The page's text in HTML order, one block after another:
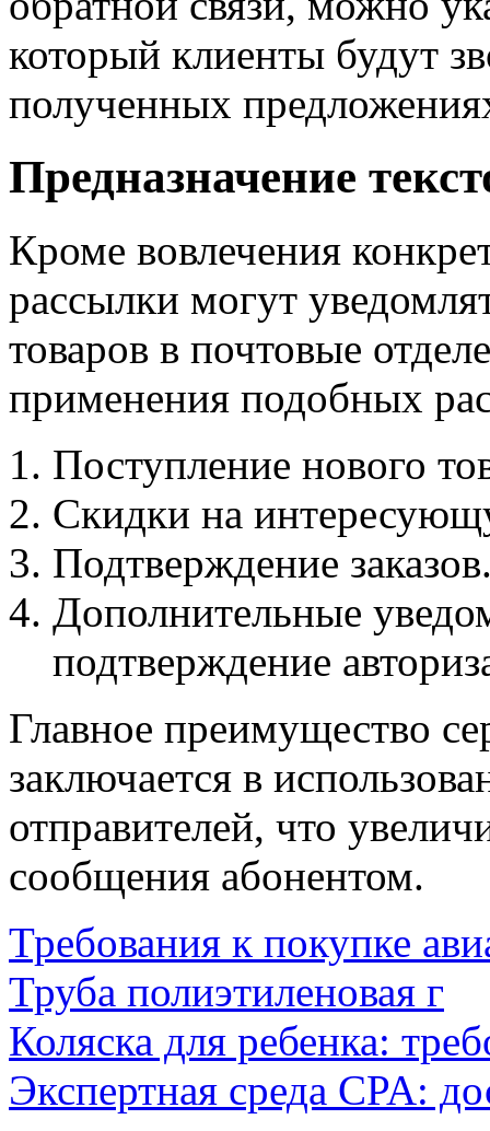
который клиенты будут
полученных
Предназначение
Кроме вовлечения
рассылки могут
товаров в почтовые
применения подобных
Поступление нового
Скидки на
Подтверждение
Дополнительные
подтверждение
Главное преимущество
заключается в
отправителей, что
сообщения абонентом.
Требования к покупке
Труба полиэтиленовая г
Коляска для ребенка:
Экспертная среда CPA: